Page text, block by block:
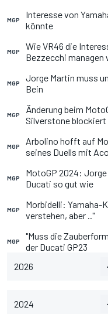
MGP
Interesse von
könnte
MGP
Wie VR46 die
Bezzecchi managen
MGP
Jorge Martin muss
Bein
MGP
Änderung beim
Silverstone blockiert
MGP
Arbolino hofft auf
seines Duells mit
MGP
MotoGP 2024:
Ducati so gut wie
MGP
Morbidelli: Yamaha-
verstehen, aber .."
MGP
"Muss die
der Ducati GP23
2026
2024